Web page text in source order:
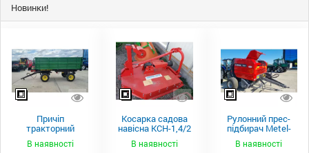
Новинки!
Причіп
тракторний
самоскидний
Spike 2 ПТС-4
В наявності
Косарка садова
навісна КСН-1,4/2
В наявності
Рулонний прес-
підбирач Metel-
Fach Z 587
В наявності